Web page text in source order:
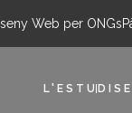
Web per ONGs
L'ESTUDI